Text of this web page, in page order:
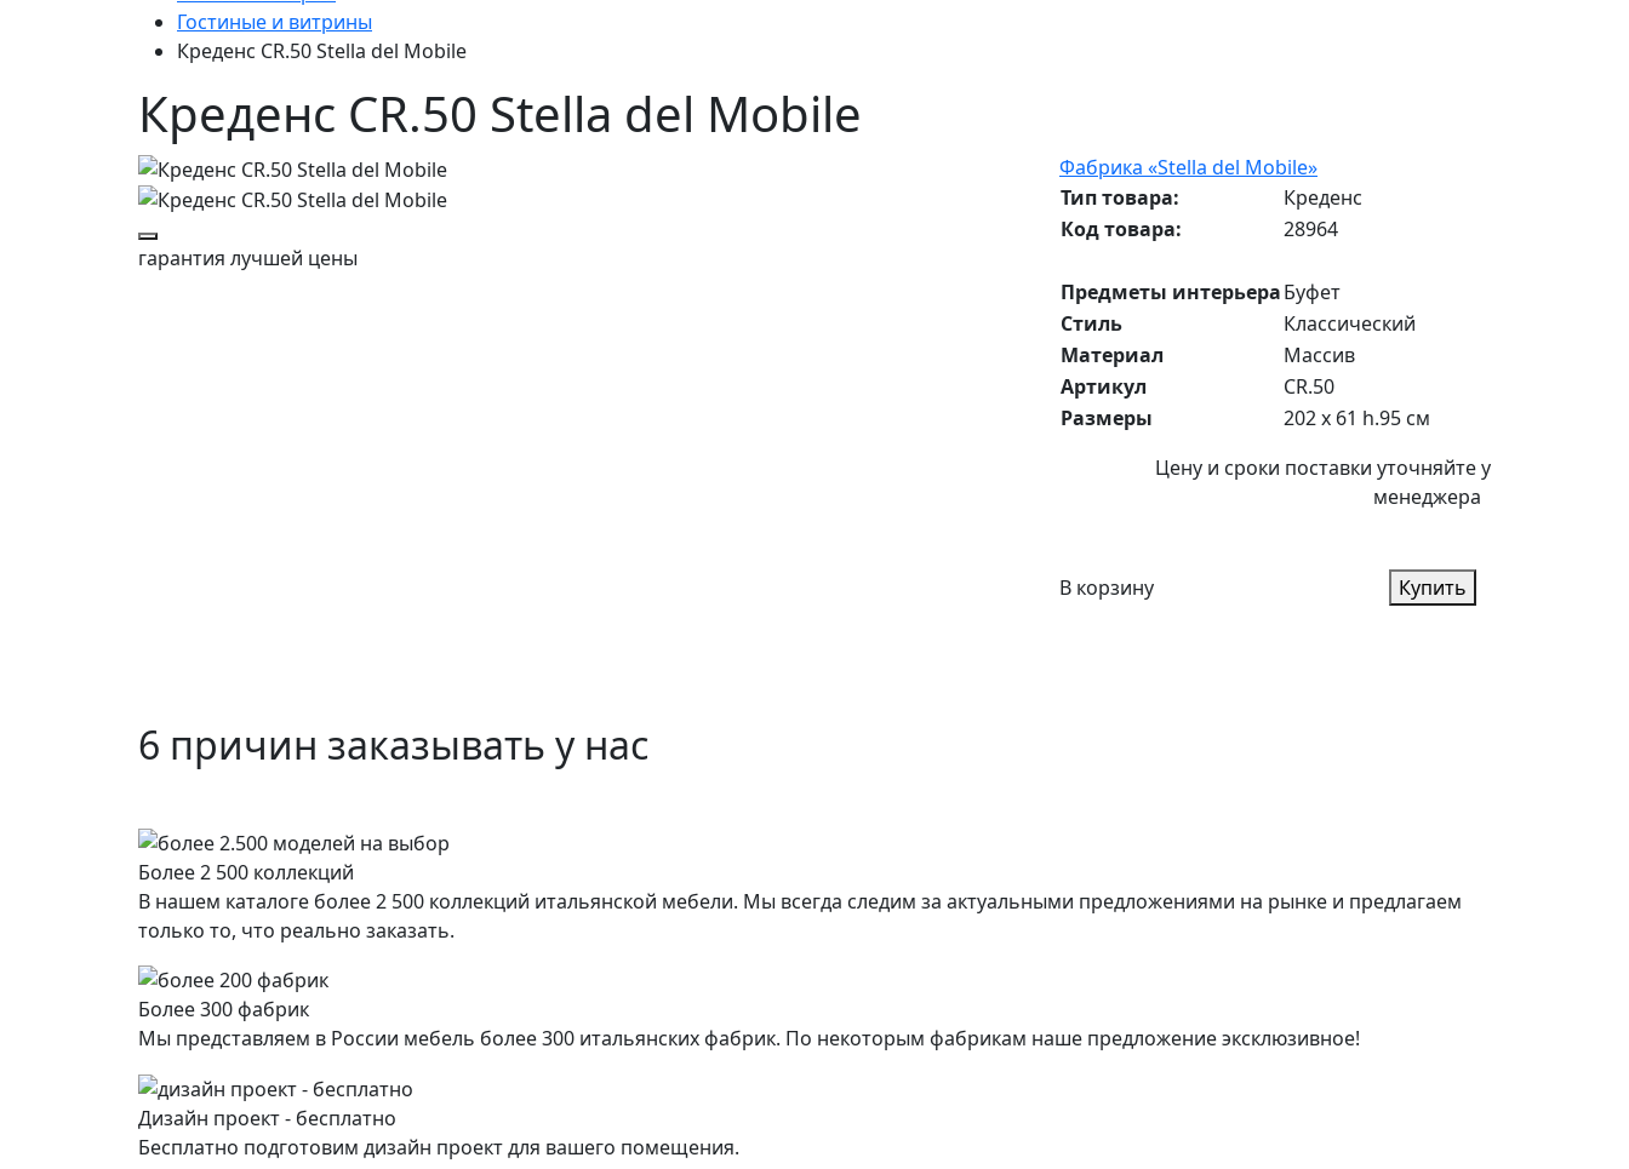
Гостиные и витрины
Креденс CR.50 Stella del Mobile
Креденс CR.50 Stella del Mobile
гарантия лучшей цены
Фабрика «Stella del Mobile»
Тип товара:
Креденс
Код товара:
28964
Предметы интерьераБуфет
Стиль
Классический
Материал
Массив
Артикул
CR.50
Размеры
202 x 61 h.95 см
Цену и сроки поставки уточняйте у
менеджера
В корзину Купить
6 причин заказывать у нас
Более 2 500 коллекций
В нашем каталоге более 2 500 коллекций итальянской мебели. Мы всегда следим за актуальными предложениями на рынке и предлагаем
только то, что реально заказать.
Более 300 фабрик
Мы представляем в России мебель более 300 итальянских фабрик. По некоторым фабрикам наше предложение эксклюзивное!
Дизайн проект - бесплатно
Бесплатно подготовим дизайн проект для вашего помещения.